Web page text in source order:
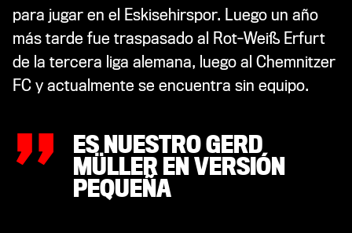
para jugar en el Eskisehirspor. Luego un año
más tarde fue traspasado al Rot-Weiß Erfurt
de la tercera liga alemana, luego al Chemnitzer
FC y actualmente se encuentra sin equipo.
„
ES NUESTRO GERD
MÜLLER EN VERSIÓN
PEQUEÑA